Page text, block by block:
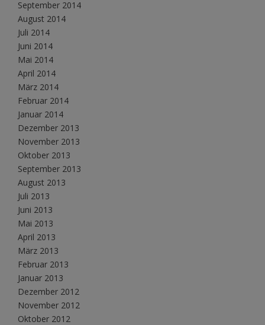
September 2014
August 2014
Juli 2014
Juni 2014
Mai 2014
April 2014
März 2014
Februar 2014
Januar 2014
Dezember 2013
November 2013
Oktober 2013
September 2013
August 2013
Juli 2013
Juni 2013
Mai 2013
April 2013
März 2013
Februar 2013
Januar 2013
Dezember 2012
November 2012
Oktober 2012